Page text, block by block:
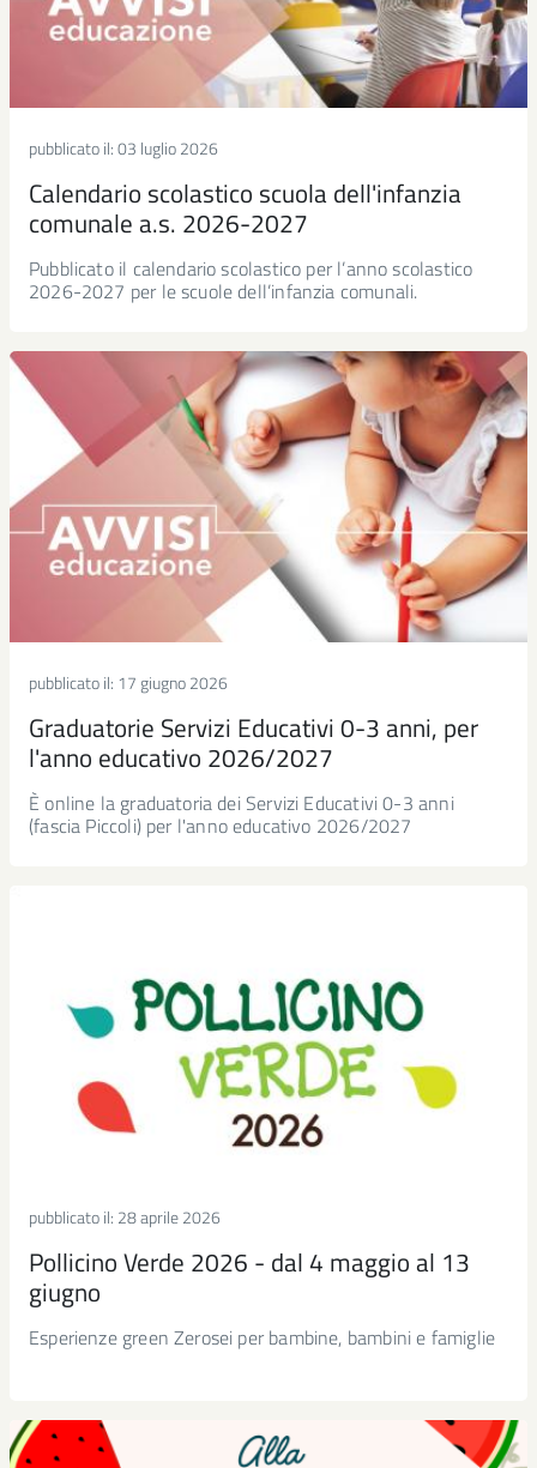
pubblicato il:03 luglio 2026
Calendario scolastico scuola dell'infanzia
comunale a.s. 2026-2027
Pubblicato il calendario scolastico per l’anno scolastico
2026-2027 per le scuole dell’infanzia comunali.
pubblicato il: 17 giugno 2026
Graduatorie Servizi Educativi 0-3 anni, per
l'anno educativo 2026/2027
È online la graduatoria dei Servizi Educativi 0-3 anni
(fascia Piccoli) per l'anno educativo 2026/2027
pubblicato il: 28 aprile 2026
Pollicino Verde 2026 - dal 4 maggio al 13
giugno
Esperienze green Zerosei per bambine, bambini e famiglie